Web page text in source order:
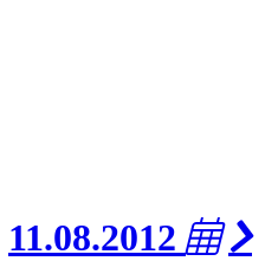
11.08.2012